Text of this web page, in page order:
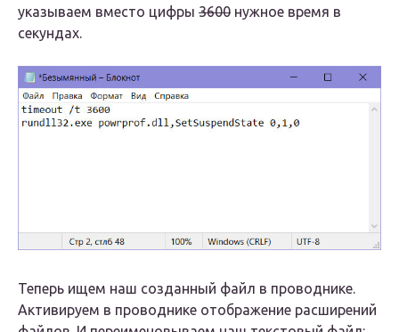
указываем вместо цифры 3600 нужное время в
секундах.
Теперь ищем наш созданный файл в проводнике.
Активируем в проводнике отображение расширений